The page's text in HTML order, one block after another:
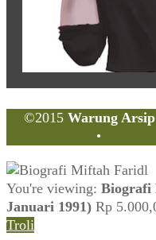
©2015 Warung Arsip
•
You're viewing: Biografi
Januari 1991) Rp
Troli